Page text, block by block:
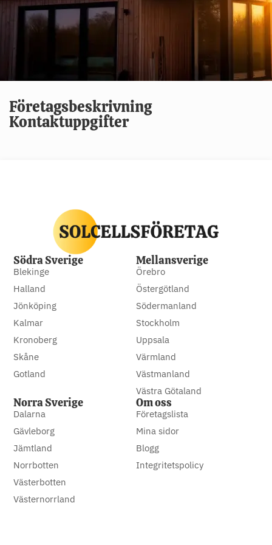
Företagsbeskrivning
Kontaktuppgifter
Södra Sverige
Blekinge
Halland
Jönköping
Kalmar
Kronoberg
Skåne
Gotland
Mellansverige
Örebro
Östergötland
Södermanland
Stockholm
Uppsala
Värmland
Västmanland
Västra Götaland
Norra Sverige
Dalarna
Gävleborg
Jämtland
Norrbotten
Västerbotten
Västernorrland
Om oss
Företagslista
Mina sidor
Blogg
Integritetspolicy